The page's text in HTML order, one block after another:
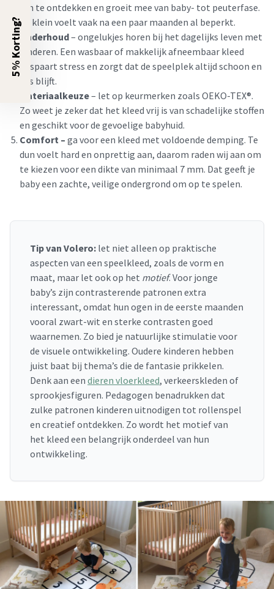
om te ontdekken en groeit mee van baby- tot peuterfase.
Te klein voelt vaak na een paar maanden al beperkt.
Onderhoud– ongelukjes horen bij het dagelijks leven met
kinderen. Een wasbaar of makkelijk afneembaar kleed
bespaart stress en zorgt dat de speelplek altijd schoon en
fris blijft.
Materiaalkeuze– let op keurmerken zoals OEKO-TEX®.
Zo weet je zeker dat het kleed vrij is van schadelijke stoffen
en geschikt voor de gevoelige babyhuid.
Comfort – ga voor een kleed met voldoende demping. Te
dun voelt hard en onprettig aan, daarom raden wij aan om
te kiezen voor een dikte van minimaal 7 mm. Dat geeft je
baby een zachte, veilige ondergrond om op te spelen.
Tip van Volero: let niet alleen op praktische
aspecten van een speelkleed, zoals de vorm en
maat, maar let ook op het motief. Voor jonge
baby’s zijn contrasterende patronen extra
interessant, omdat hun ogen in de eerste maanden
vooral zwart-wit en sterke contrasten goed
waarnemen. Zo bied je natuurlijke stimulatie voor
de visuele ontwikkeling. Oudere kinderen hebben
juist baat bij thema’s die de fantasie prikkelen.
Denk aan een dieren vloerkleed, verkeerskleden of
sprookjesfiguren. Pedagogen benadrukken dat
zulke patronen kinderen uitnodigen tot rollenspel
en creatief ontdekken. Zo wordt het motief van
het kleed een belangrijk onderdeel van hun
ontwikkeling.
5% Korting?